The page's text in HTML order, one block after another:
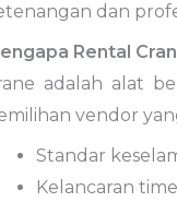
dan
Rental
adalah alat
vendor
Standar
Kelancaran